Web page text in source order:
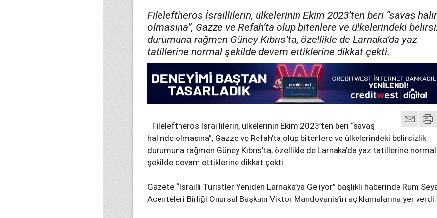
Fileleftheros İsraillilerin, ülkelerinin Ekim 2023’ten beri “savaş
olmasına”, Gazze ve Refah’ta olup bitenlere ve ülkelerindeki
durumuna rağmen Güney Kıbrıs’ta, özellikle de Larnaka’da yaz
tatillerine normal şekilde devam ettiklerine dikkat çekti.
Fileleftheros İsraillilerin, ülkelerinin Ekim 2023’ten beri “savaş
halinde olmasına”, Gazze ve Refah’ta olup bitenlere ve ülkelerindeki belirsizlik
durumuna rağmen Güney Kıbrıs’ta, özellikle de Larnaka’da yaz tatillerine normal
şekilde devam ettiklerine dikkat çekti.
Gazete “İsrailli Turistler Yeniden Larnaka’ya Geliyor” başlıklı haberinde Rum
Acenteleri Birliği Onursal Başkanı Viktor Mandovanis’in açıklamalarına yer verdi.